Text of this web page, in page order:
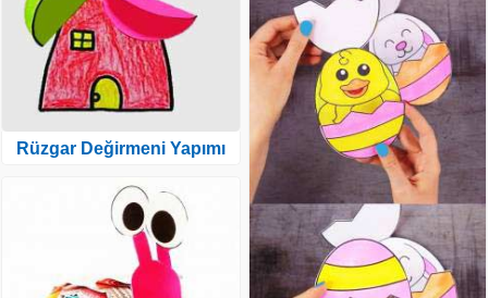
Rüzgar Değirmeni Yapımı